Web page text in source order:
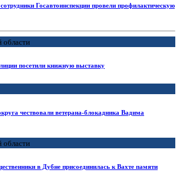
Госавтоинспекции провели профилактическую
посетили книжную выставку
чествовали ветерана-блокадника Вадима
в Дубне присоединилась к Вахте памяти